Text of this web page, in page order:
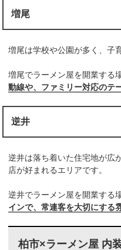
増尾
増尾は学校や公園が多く、子
増尾でラーメン屋を開業する
動線や、ファミリー対応のテ
逆井
逆井は落ち着いた住宅地が広
店が好まれるエリアです。
逆井でラーメン屋を開業する
インで、常連客を大切にする
柏市×ラーメン屋 内